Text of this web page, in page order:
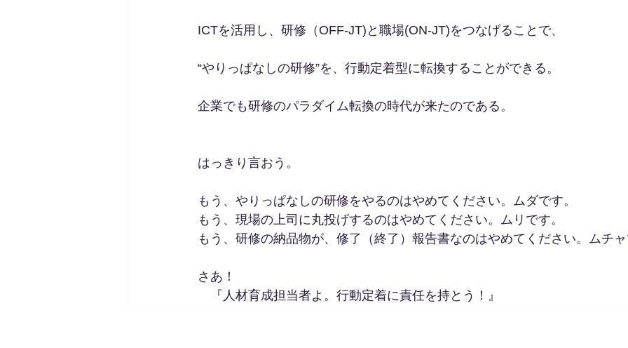
ICTを活用し、研修（OFF-JT)と職場(ON-JT)をつなげることで、
“やりっぱなしの研修”を、行動定着型に転換することができる。
企業でも研修のパラダイム転換の時代が来たのである。
はっきり言おう。
もう、やりっぱなしの研修をやるのはやめてください。ムダです。
もう、現場の上司に丸投げするのはやめてください。ムリです。
もう、研修の納品物が、修了（終了）報告書なのはやめてください。ムチ
さあ！
『人材育成担当者よ。行動定着に責任を持とう！』